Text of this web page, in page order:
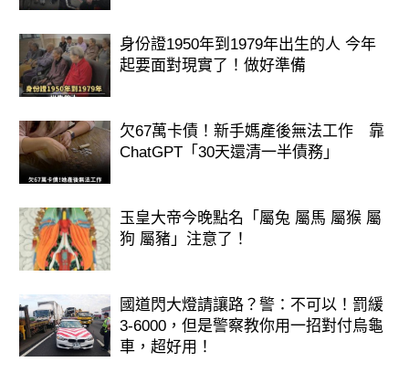
身份證1950年到1979年出生的人 今年
起要面對現實了！做好準備
欠67萬卡債！新手媽產後無法工作 靠
ChatGPT「30天還清一半債務」
玉皇大帝今晚點名「屬兔 屬馬 屬猴 屬
狗 屬豬」注意了！
國道閃大燈請讓路？警：不可以！罰緩
3-6000，但是警察教你用一招對付烏龜
車，超好用！